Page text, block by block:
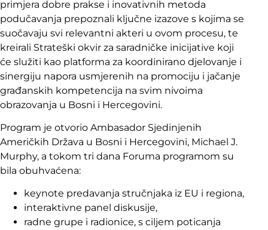
primjera dobre prakse i inovativnih metoda
podučavanja prepoznali ključne izazove s kojima se
suočavaju svi relevantni akteri u ovom procesu, te
kreirali Strateški okvir za saradničke inicijative koji
će služiti kao platforma za koordinirano djelovanje i
sinergiju napora usmjerenih na promociju i jačanje
građanskih kompetencija na svim nivoima
obrazovanja u Bosni i Hercegovini.
Program je otvorio Ambasador Sjedinjenih
Američkih Država u Bosni i Hercegovini, Michael J.
Murphy, a tokom tri dana Foruma programom su
bila obuhvaćena:
keynote predavanja stručnjaka iz EU i regiona,
interaktivne panel diskusije,
radne grupe i radionice, s ciljem poticanja